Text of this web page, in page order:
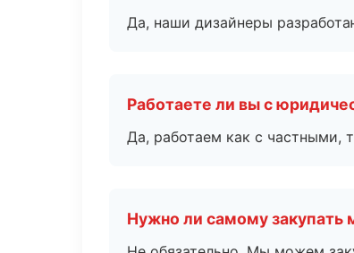
Да, наши дизайнеры
Работаете ли вы с
Да, работаем как с частными,
Нужно ли самому закупать